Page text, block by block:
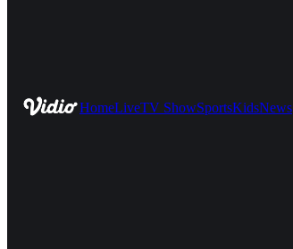
HomeLiveTV ShowSportsKidsNews